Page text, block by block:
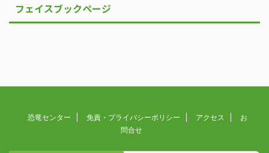
フェイスブックページ
恐竜センター 免責・プライバシーポリシー アクセス
お
問合せ